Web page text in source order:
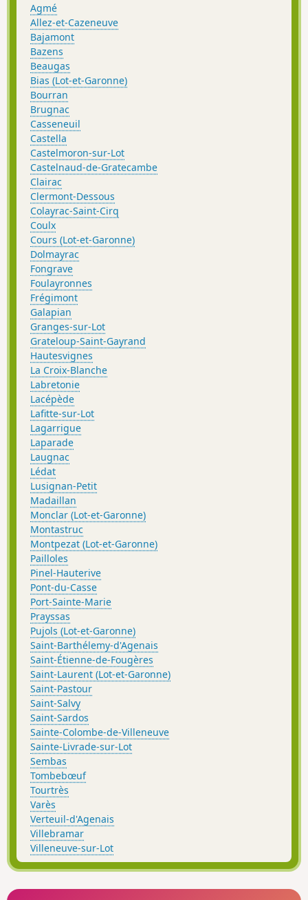
Agmé
Allez-et-Cazeneuve
Bajamont
Bazens
Beaugas
Bias (Lot-et-Garonne)
Bourran
Brugnac
Casseneuil
Castella
Castelmoron-sur-Lot
Castelnaud-de-Gratecambe
Clairac
Clermont-Dessous
Colayrac-Saint-Cirq
Coulx
Cours (Lot-et-Garonne)
Dolmayrac
Fongrave
Foulayronnes
Frégimont
Galapian
Granges-sur-Lot
Grateloup-Saint-Gayrand
Hautesvignes
La Croix-Blanche
Labretonie
Lacépède
Lafitte-sur-Lot
Lagarrigue
Laparade
Laugnac
Lédat
Lusignan-Petit
Madaillan
Monclar (Lot-et-Garonne)
Montastruc
Montpezat (Lot-et-Garonne)
Pailloles
Pinel-Hauterive
Pont-du-Casse
Port-Sainte-Marie
Prayssas
Pujols (Lot-et-Garonne)
Saint-Barthélemy-d'Agenais
Saint-Étienne-de-Fougères
Saint-Laurent (Lot-et-Garonne)
Saint-Pastour
Saint-Salvy
Saint-Sardos
Sainte-Colombe-de-Villeneuve
Sainte-Livrade-sur-Lot
Sembas
Tombebœuf
Tourtrès
Varès
Verteuil-d'Agenais
Villebramar
Villeneuve-sur-Lot